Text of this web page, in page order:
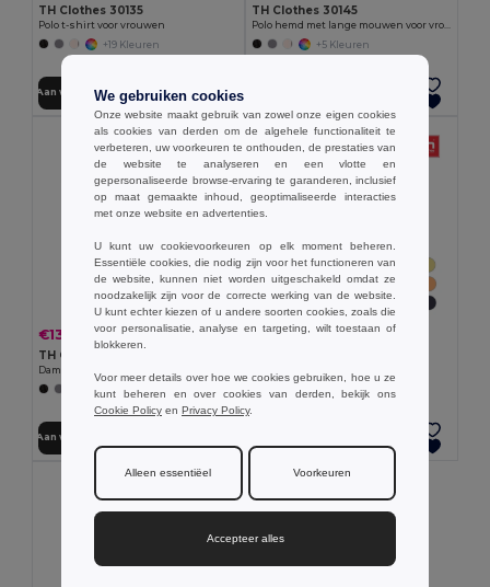
TH Clothes 30135
Polo t-shirt voor vrouwen
+19 Kleuren
Aan winkelwagen toevoegen
TH Clothes 30145
+5 Kleuren
€13.19 €17.62 -25%
TH Clothes 30262
Dames poloshirt
+8 Kleuren
Aan winkelwagen toevoegen
€6.94
+24 Kleuren
We gebruiken cookies
Onze website maakt gebruik van zowel onze eigen cookies
als cookies van derden om de algehele functionaliteit te
verbeteren, uw voorkeuren te onthouden, de prestaties van
de website te analyseren en een vlotte en
gepersonaliseerde browse-ervaring te garanderen, inclusief
op maat gemaakte inhoud, geoptimaliseerde interacties
met onze website en advertenties.
U kunt uw cookievoorkeuren op elk moment beheren.
Essentiële cookies, die nodig zijn voor het functioneren van
de website, kunnen niet worden uitgeschakeld omdat ze
noodzakelijk zijn voor de correcte werking van de website.
U kunt echter kiezen of u andere soorten cookies, zoals die
voor personalisatie, analyse en targeting, wilt toestaan of
blokkeren.
Voor meer details over hoe we cookies gebruiken, hoe u ze
kunt beheren en over cookies van derden, bekijk ons
Cookie Policy en Privacy Policy.
Alleen essentiëel Voorkeuren
Accepteer alles